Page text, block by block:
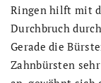
Ringen hilft mit
Durchbruch
Gerade die
Zahnbürsten